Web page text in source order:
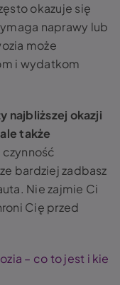
okazuje się
naprawy lub
może
i wydatkom
najbliższej okazji
także
bardziej zadbasz
Nie zajmie Ci
Cię przed
– co to jest i kie